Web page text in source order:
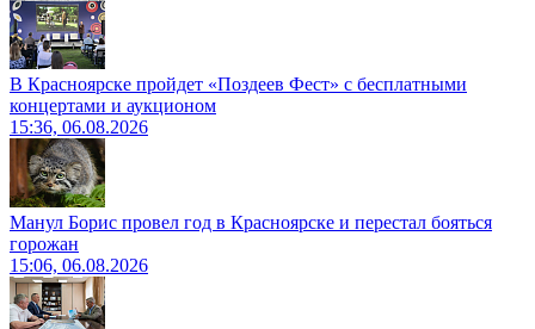
В Красноярске пройдет «Поздеев Фест» с бесплатными
концертами и аукционом
15:36, 06.08.2026
Манул Борис провел год в Красноярске и перестал бояться
горожан
15:06, 06.08.2026